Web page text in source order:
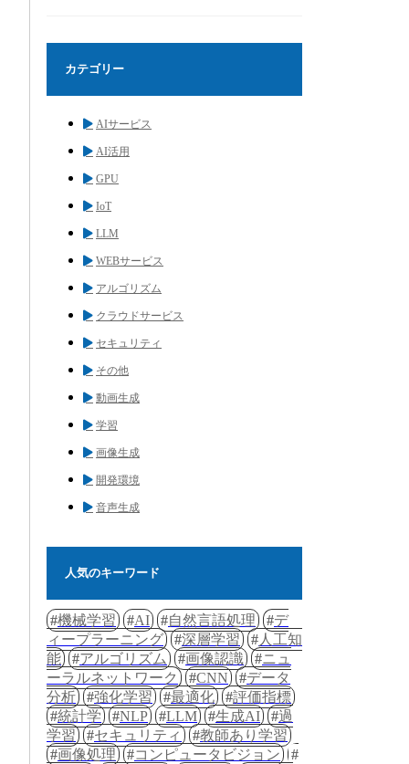
カテゴリー
AIサービス
AI活用
GPU
IoT
LLM
WEBサービス
アルゴリズム
クラウドサービス
セキュリティ
その他
動画生成
学習
画像生成
開発環境
音声生成
人気のキーワード
機械学習 AI 自然言語処理
デ
ィープラーニング
深層学習
人工知
能
アルゴリズム 画像認識
ニュ
ーラルネットワーク
CNN
データ
分析
強化学習 最適化
評価指標
統計学
NLP LLM 生成AI
過
学習
セキュリティ
教師あり学習
画像処理
コンピュータビジョン